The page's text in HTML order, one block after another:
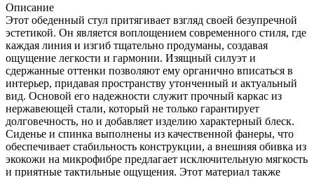
Описание
Этот обеденный стул притягивает взгляд своей безупречной
эстетикой. Он является воплощением современного стиля, где
каждая линия и изгиб тщательно продуманы, создавая
ощущение легкости и гармонии. Изящный силуэт и
сдержанные оттенки позволяют ему органично вписаться в
интерьер, придавая пространству утонченный и актуальный
вид. Основой его надежности служит прочный каркас из
нержавеющей стали, который не только гарантирует
долговечность, но и добавляет изделию характерный блеск.
Сиденье и спинка выполнены из качественной фанеры, что
обеспечивает стабильность конструкции, а внешняя обивка из
экокожи на микрофибре предлагает исключительную мягкость
и приятные тактильные ощущения. Этот материал также